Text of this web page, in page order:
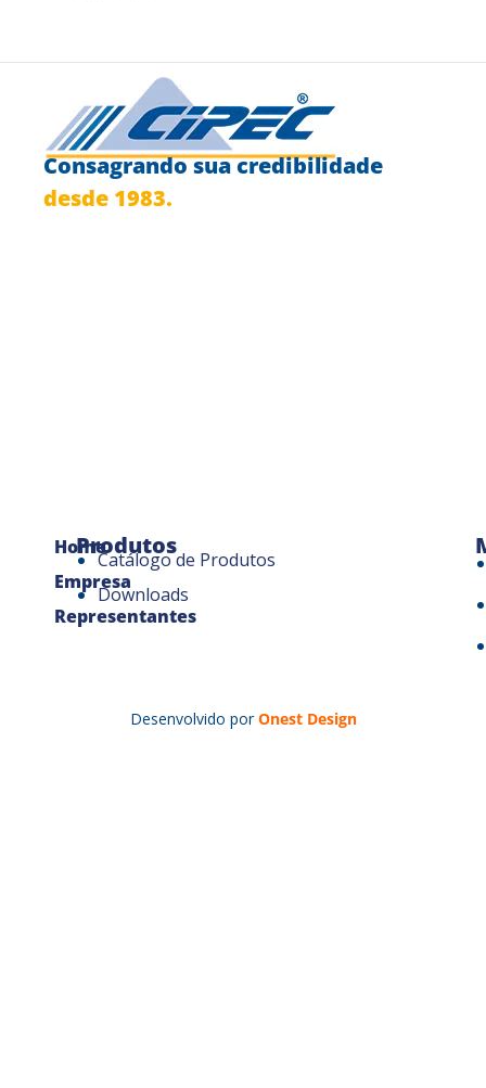
Consagrando sua credibilidade
desde 1983.
Home
Empresa
Representantes
Produtos
Catálogo de Produtos
Downloads
Desenvolvido por Onest Design